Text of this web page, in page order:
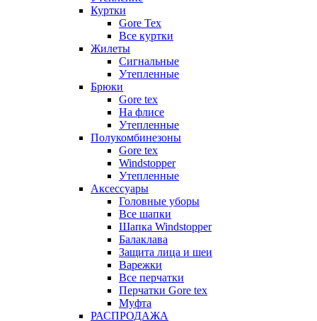
Куртки
Gore Tex
Все куртки
Жилеты
Сигнальные
Утепленные
Брюки
Gore tex
На флисе
Утепленные
Полукомбинезоны
Gore tex
Windstopper
Утепленные
Аксессуары
Головные уборы
Все шапки
Шапка Windstopper
Балаклава
Защита лица и шеи
Варежки
Все перчатки
Перчатки Gore tex
Муфта
РАСПРОДАЖА